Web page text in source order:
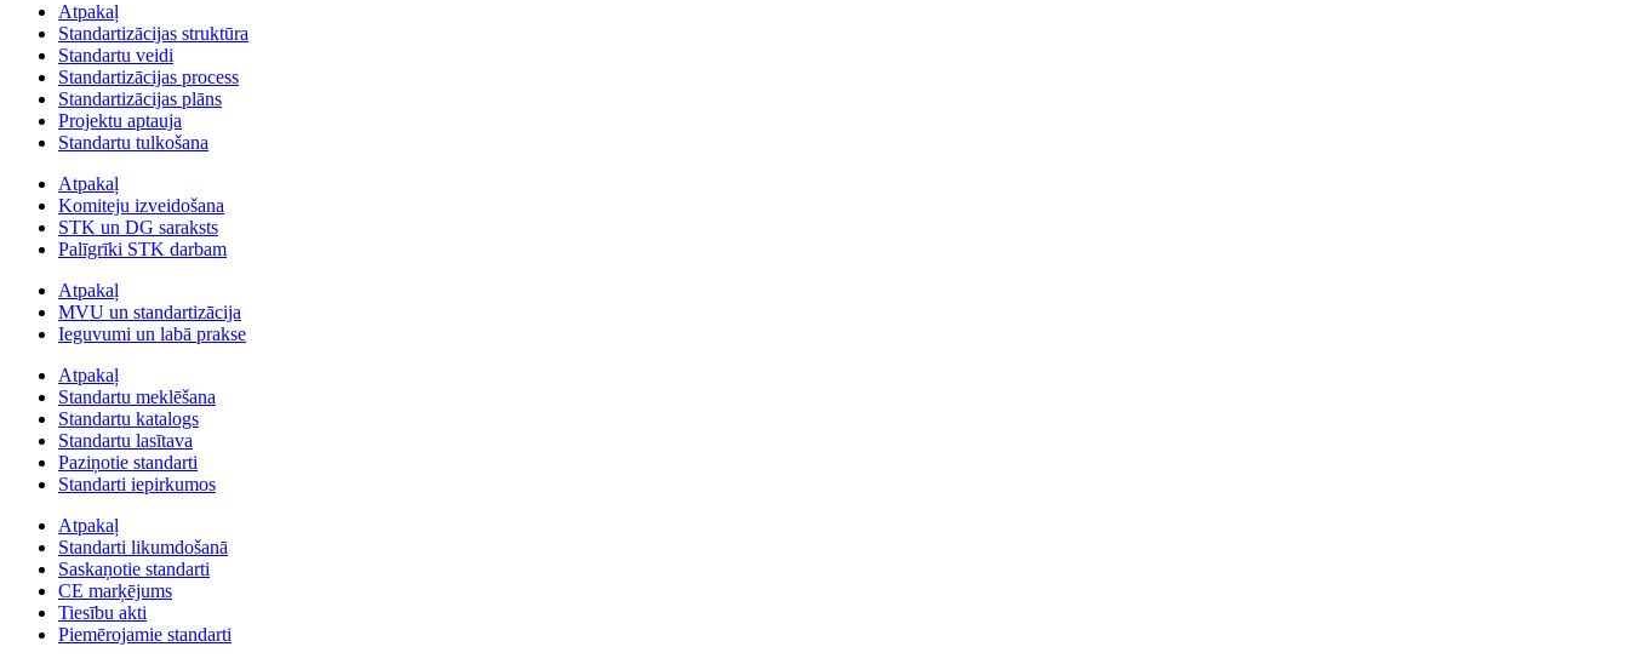
Atpakaļ
Standartizācijas struktūra
Standartu veidi
Standartizācijas process
Standartizācijas plāns
Projektu aptauja
Standartu tulkošana
Atpakaļ
Komiteju izveidošana
STK un DG saraksts
Palīgrīki STK darbam
Atpakaļ
MVU un standartizācija
Ieguvumi un labā prakse
Atpakaļ
Standartu meklēšana
Standartu katalogs
Standartu lasītava
Paziņotie standarti
Standarti iepirkumos
Atpakaļ
Standarti likumdošanā
Saskaņotie standarti
CE marķējums
Tiesību akti
Piemērojamie standarti